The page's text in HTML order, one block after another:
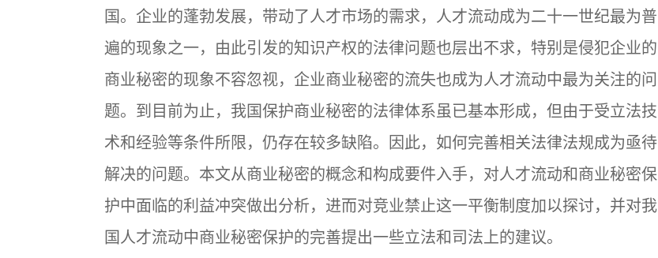
国。企业的蓬勃发展，带动了人才市场的需求，人才流动成为二十一世纪最为普
遍的现象之一，由此引发的知识产权的法律问题也层出不求，特别是侵犯企业的
商业秘密的现象不容忽视，企业商业秘密的流失也成为人才流动中最为关注的问
题。到目前为止，我国保护商业秘密的法律体系虽已基本形成，但由于受立法技
术和经验等条件所限，仍存在较多缺陷。因此，如何完善相关法律法规成为亟待
解决的问题。本文从商业秘密的概念和构成要件入手，对人才流动和商业秘密保
护中面临的利益冲突做出分析，进而对竞业禁止这一平衡制度加以探讨，并对我
国人才流动中商业秘密保护的完善提出一些立法和司法上的建议。